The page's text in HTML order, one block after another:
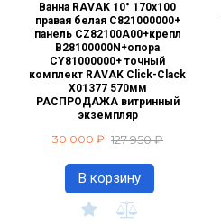
Ванна RAVAK 10° 170х100
правая белая C821000000+
панель CZ82100A00+крепл
B28100000N+опора
CY81000000+ точный
комплект RAVAK Click-Clack
X01377 570мм
РАСПРОДАЖА витринный
экземпляр
30 000 ₽ 127 950 ₽
В корзину